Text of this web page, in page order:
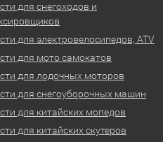
для снегоходов и
для электровелосипедов, ATV
для мото самокатов
для лодочных моторов
для снегоуборочных машин
для китайских мопедов
для китайских скутеров